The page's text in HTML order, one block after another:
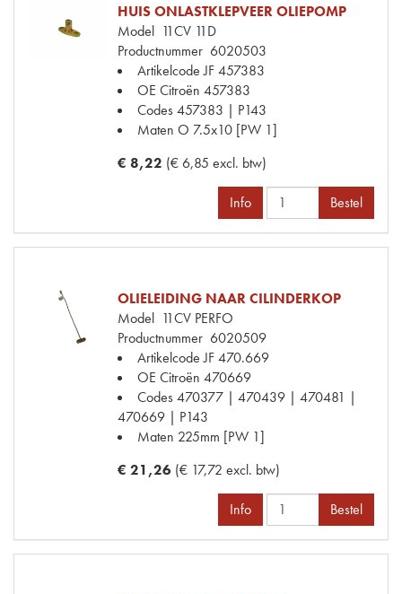
HUIS ONLASTKLEPVEER OLIEPOMP
Model 11CV 11D
Productnummer 6020503
Artikelcode JF457383
OE Citroën 457383
Codes457383 | P143
Maten O 7.5x10 [PW 1]
€ 8,22 (€ 6,85 excl. btw)
Info Bestel
OLIELEIDING NAAR CILINDERKOP
Model 11CV PERFO
Productnummer 6020509
Artikelcode JF470.669
OE Citroën 470669
Codes470377 | 470439 | 470481 |
470669 | P143
Maten 225mm [PW 1]
€ 21,26 (€ 17,72 excl. btw)
Info Bestel